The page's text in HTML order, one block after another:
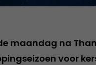
maandag na
voor